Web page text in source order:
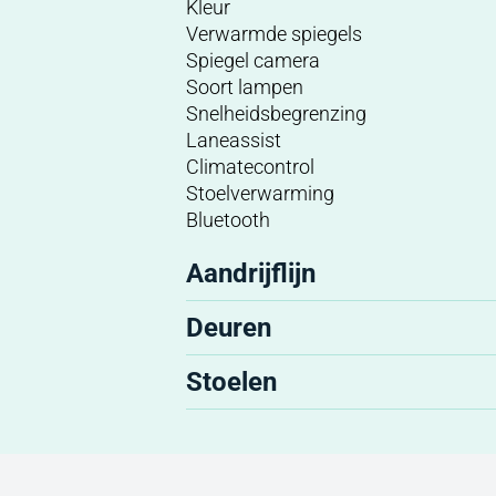
Kleur
Verwarmde spiegels
Spiegel camera
Soort lampen
Snelheidsbegrenzing
Laneassist
Climatecontrol
Stoelverwarming
Bluetooth
Aandrijflijn
Deuren
Stoelen